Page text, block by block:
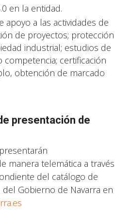
en la entidad.
apoyo a las actividades de
de proyectos; protección
industrial; estudios de
competencia; certificación
obtención de marcado
presentación de
manera telemática a través
del catálogo de
Gobierno de Navarra en